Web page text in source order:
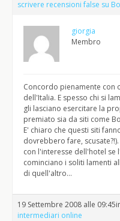
scrivere recensioni false su
giorgia
Membro
Concordo pienamente con
dell'Italia. E spesso chi si
gli lasciano esercitare la
premiato sia da siti come
E' chiaro che questi siti
dovrebbero fare,
con l'interesse dell'hotel se
cominciano i soliti lamenti
di quell'altro…
19 Settembre 2008 alle 09:45
intermediari online